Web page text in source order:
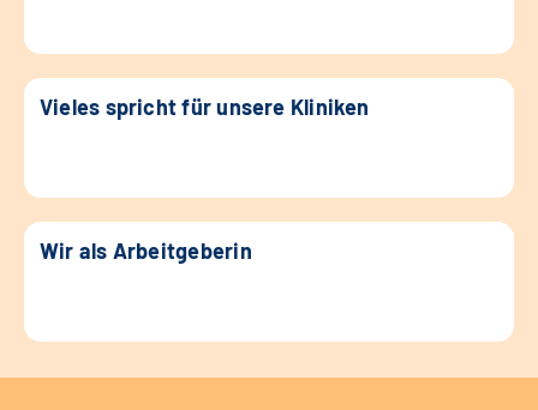
Vieles spricht für unsere Kliniken
Wir als Arbeitgeberin